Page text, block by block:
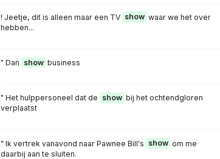
! Jeetje, dit is alleen maar een TV show waar we het over
hebben...
" Dan show business
" Het hulppersoneel dat de show bij het ochtendgloren
verplaatst
" Ik vertrek vanavond naar Pawnee Bill's show om me
daarbij aan te sluiten.